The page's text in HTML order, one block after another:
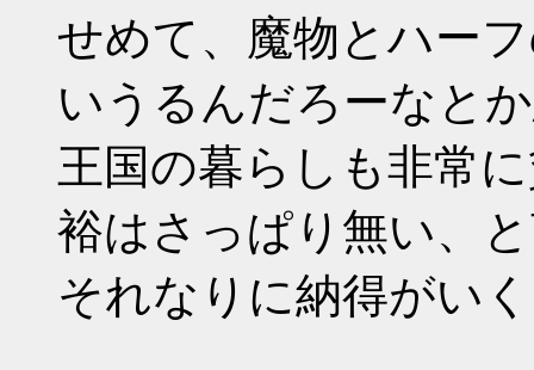
せめて、魔物とハー
いうるんだろーなと
王国の暮らしも非常
裕はさっぱり無い、
それなりに納得がい